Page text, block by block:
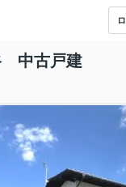
中古戸建